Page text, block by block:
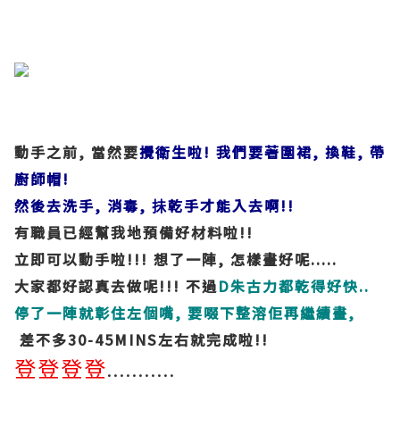
動手之前, 當然要攪衛生啦! 我們要著圍裙, 換鞋, 帶
廚師帽!
然後去洗手, 消毒, 抺乾手才能入去啊!!
有職員已經幫我地預備好材料啦!!
立即可以動手啦!!! 想了一陣, 怎樣畫好呢.....
大家都好認真去做呢!!! 不過D朱古力都乾得好快..
停了一陣就彰住左個嘴, 要啜下整溶佢再繼續畫,
差不多30-45MINS左右就完成啦!!
登登登登...........